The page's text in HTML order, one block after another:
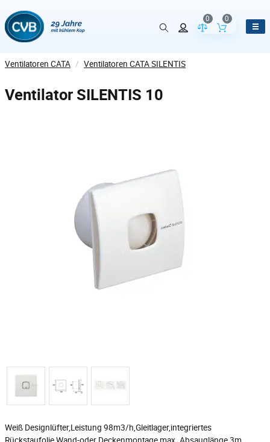
Vergleich der
0
Inhalt des
0
Ventilatoren CATA / Ventilatoren CATA SILENTIS
Ventilator SILENTIS 10
Weiß Designlüfter,Leistung 98m3/h,Gleitlager,integriertes